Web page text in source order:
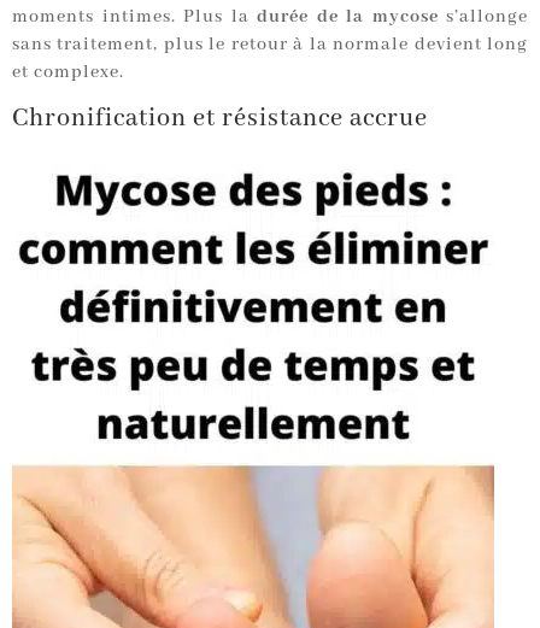
moments intimes. Plus la durée de la mycose s’allonge
sans traitement, plus le retour à la normale devient long
et complexe.
Chronification et résistance accrue